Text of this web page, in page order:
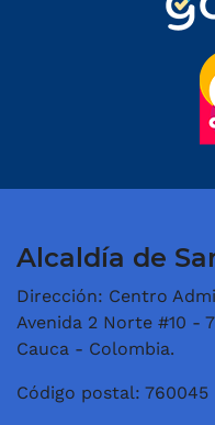
Alcaldía de
Dirección: Centro
Avenida 2 Norte #10 -
Cauca - Colombia.
Código postal: 760045